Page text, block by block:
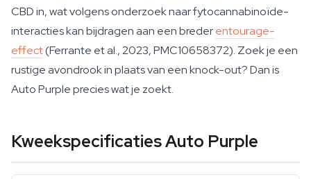
CBD in, wat volgens onderzoek naar fytocannabinoïde-
interacties kan bijdragen aan een brederentourage-
effect(Ferrante et al., 2023, PMC10658372). Zoek je een
rustige avondrook in plaats van een knock-out? Dan is
Auto Purple precies wat je zoekt.
Kweekspecificaties Auto Purple